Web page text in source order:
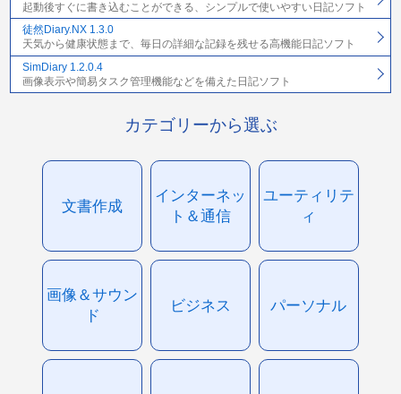
起動後すぐに書き込むことができる、シンプルで使いやすい日記ソフト
徒然Diary.NX 1.3.0
天気から健康状態まで、毎日の詳細な記録を残せる高機能日記ソフト
SimDiary 1.2.0.4
画像表示や簡易タスク管理機能などを備えた日記ソフト
カテゴリーから選ぶ
文書作成
インターネッ
ト＆通信
ユーティリテ
ィ
画像＆サウン
ド
ビジネス パーソナル